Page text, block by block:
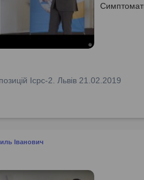
Icpc-2. Львів 21.02.2019
Іванович